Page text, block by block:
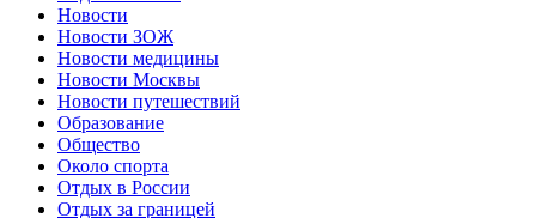
Новости
Новости ЗОЖ
Новости медицины
Новости Москвы
Новости путешествий
Образование
Общество
Около спорта
Отдых в России
Отдых за границей